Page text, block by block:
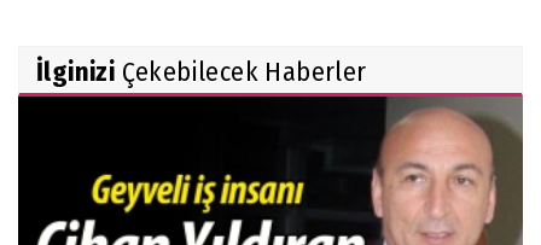
İlginizi Çekebilecek Haberler